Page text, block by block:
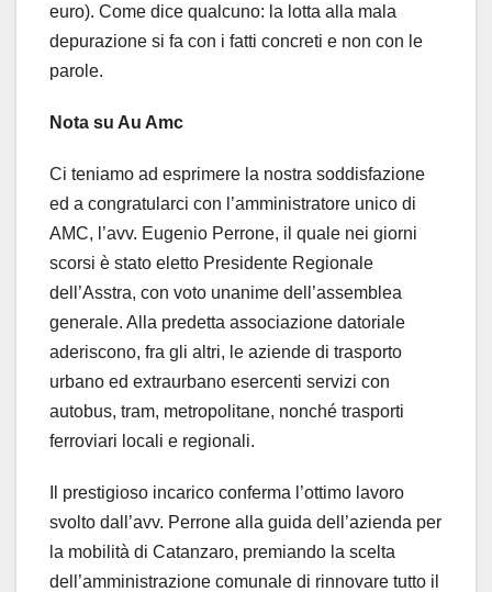
euro). Come dice qualcuno: la lotta alla mala
depurazione si fa con i fatti concreti e non con le
parole.
Nota su Au Amc
Ci teniamo ad esprimere la nostra soddisfazione
ed a congratularci con l’amministratore unico di
AMC, l’avv. Eugenio Perrone, il quale nei giorni
scorsi è stato eletto Presidente Regionale
dell’Asstra, con voto unanime dell’assemblea
generale. Alla predetta associazione datoriale
aderiscono, fra gli altri, le aziende di trasporto
urbano ed extraurbano esercenti servizi con
autobus, tram, metropolitane, nonché trasporti
ferroviari locali e regionali.
Il prestigioso incarico conferma l’ottimo lavoro
svolto dall’avv. Perrone alla guida dell’azienda per
la mobilità di Catanzaro, premiando la scelta
dell’amministrazione comunale di rinnovare tutto il